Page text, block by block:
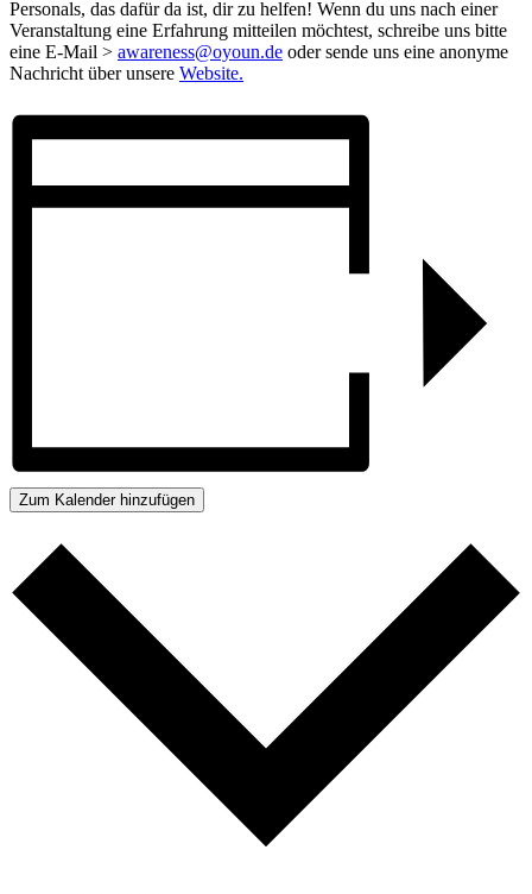
Personals, das dafür da ist, dir zu helfen! Wenn du uns nach einer
Veranstaltung eine Erfahrung mitteilen möchtest, schreibe uns bitte
eine E-Mail > awareness@oyoun.de oder sende uns eine anonyme
Nachricht über unsere Website.
Zum Kalender hinzufügen